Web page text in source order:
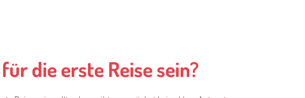
Ferber-Methode zum Einschlafen
die erste Reise sein?